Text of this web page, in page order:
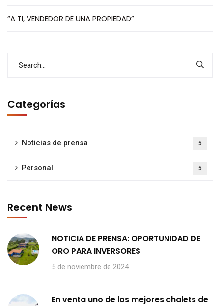
“A TI, VENDEDOR DE UNA PROPIEDAD”
Categorías
Noticias de prensa 5
Personal 5
Recent News
NOTICIA DE PRENSA: OPORTUNIDAD DE
ORO PARA INVERSORES
5 de noviembre de 2024
En venta uno de los mejores chalets de